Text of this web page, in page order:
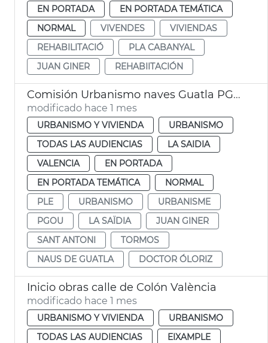
EN PORTADA
EN PORTADA TEMÁTICA
NORMAL
VIVENDES
VIVIENDAS
REHABILITACIÓ
PLA CABANYAL
JUAN GINER
REHABIITACIÓN
Comisión Urbanismo naves Guatla PGOU
modificado hace 1 mes
URBANISMO Y VIVIENDA
URBANISMO
TODAS LAS AUDIENCIAS
LA SAIDIA
VALENCIA
EN PORTADA
EN PORTADA TEMÁTICA
NORMAL
PLE
URBANISMO
URBANISME
PGOU
LA SAÏDIA
JUAN GINER
SANT ANTONI
TORMOS
NAUS DE GUATLA
DOCTOR ÓLORIZ
Inicio obras calle de Colón València
modificado hace 1 mes
URBANISMO Y VIVIENDA
URBANISMO
TODAS LAS AUDIENCIAS
EIXAMPLE